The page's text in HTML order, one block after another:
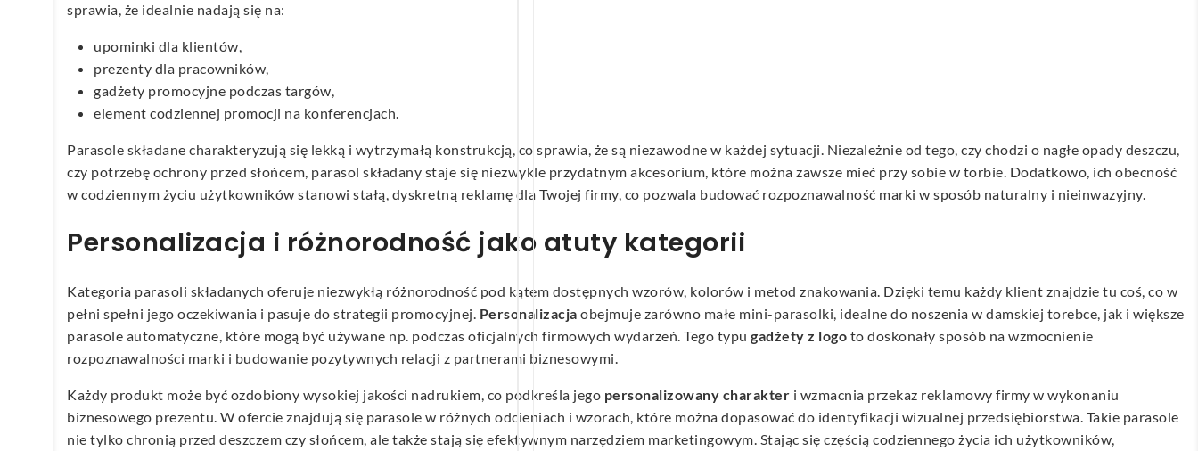
sprawia, że idealnie nadają się na:
upominki dla klientów,
prezenty dla pracowników,
gadżety promocyjne podczas targów,
element codziennej promocji na konferencjach.
Parasole składane charakteryzują się lekką i wytrzymałą konstrukcją, co sprawia, że są niezawodne w każdej sytuacji. Niezależnie od tego, czy chodzi o nagłe opady deszczu,
czy potrzebę ochrony przed słońcem, parasol składany staje się niezwykle przydatnym akcesorium, które można zawsze mieć przy sobie w torbie. Dodatkowo, ich obecność
w codziennym życiu użytkowników stanowi stałą, dyskretną reklamę dla Twojej firmy, co pozwala budować rozpoznawalność marki w sposób naturalny i nieinwazyjny.
Personalizacja i różnorodność jako atuty kategorii
Kategoria parasoli składanych oferuje niezwykłą różnorodność pod kątem dostępnych wzorów, kolorów i metod znakowania. Dzięki temu każdy klient znajdzie tu coś, co w
pełni spełni jego oczekiwania i pasuje do strategii promocyjnej. Personalizacja obejmuje zarówno małe mini-parasolki, idealne do noszenia w damskiej torebce, jak i większe
parasole automatyczne, które mogą być używane np. podczas oficjalnych firmowych wydarzeń. Tego typu gadżety z logo to doskonały sposób na wzmocnienie
rozpoznawalności marki i budowanie pozytywnych relacji z partnerami biznesowymi.
Każdy produkt może być ozdobiony wysokiej jakości nadrukiem, co podkreśla jego personalizowany charakter i wzmacnia przekaz reklamowy firmy w wykonaniu
biznesowego prezentu. W ofercie znajdują się parasole w różnych odcieniach i wzorach, które można dopasować do identyfikacji wizualnej przedsiębiorstwa. Takie parasole
nie tylko chronią przed deszczem czy słońcem, ale także stają się efektywnym narzędziem marketingowym. Stając się częścią codziennego życia ich użytkowników,